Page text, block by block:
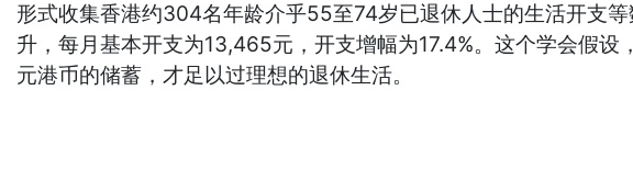
形式收集香港约304名年龄介乎55至74岁已退休人士的生活开支
升，每月基本开支为13,465元，开支增幅为17.4%。这个学会假
元港币的储蓄，才足以过理想的退休生活。